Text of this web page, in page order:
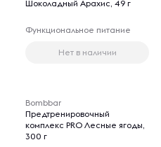
Шоколадный Арахис, 49 г
Функциональное питание
Нет в наличии
Bombbar
Предтренировочный
комплекс PRO Лесные ягоды,
300 г